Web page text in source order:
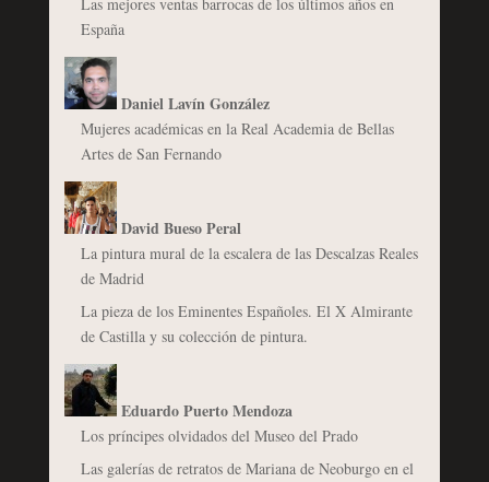
España
Daniel Lavín González
Mujeres académicas en la Real Academia de Bellas
Artes de San Fernando
David Bueso Peral
La pintura mural de la escalera de las Descalzas Reales
de Madrid
La pieza de los Eminentes Españoles. El X Almirante
de Castilla y su colección de pintura.
Eduardo Puerto Mendoza
Los príncipes olvidados del Museo del Prado
Las galerías de retratos de Mariana de Neoburgo en el